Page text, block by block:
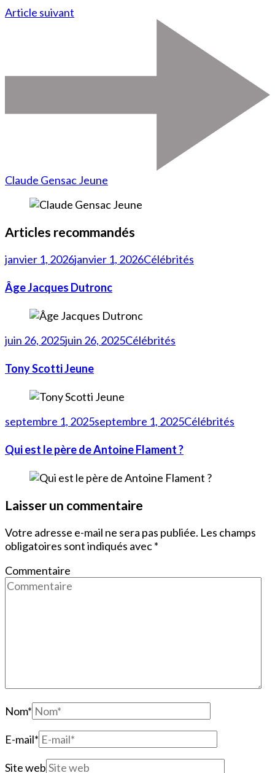
Article suivant
Claude Gensac Jeune
Articles recommandés
janvier 1, 2026janvier 1, 2026Célébrités
Âge Jacques Dutronc
juin 26, 2025juin 26, 2025Célébrités
Tony Scotti Jeune
septembre 1, 2025septembre 1, 2025Célébrités
Qui est le père de Antoine Flament ?
Laisser un commentaire
Votre adresse e-mail ne sera pas publiée. Les champs
obligatoires sont indiqués avec*
Commentaire
Nom*
E-mail*
Site web